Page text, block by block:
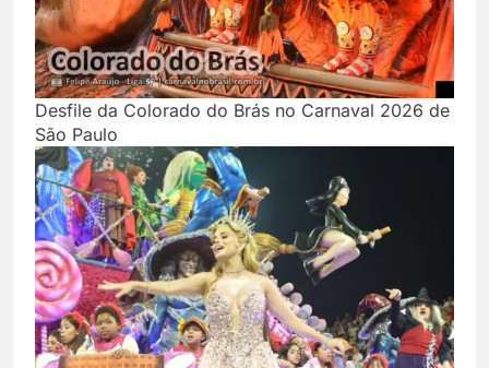
Desfile da Colorado do Brás no Carnaval 2026 de
São Paulo